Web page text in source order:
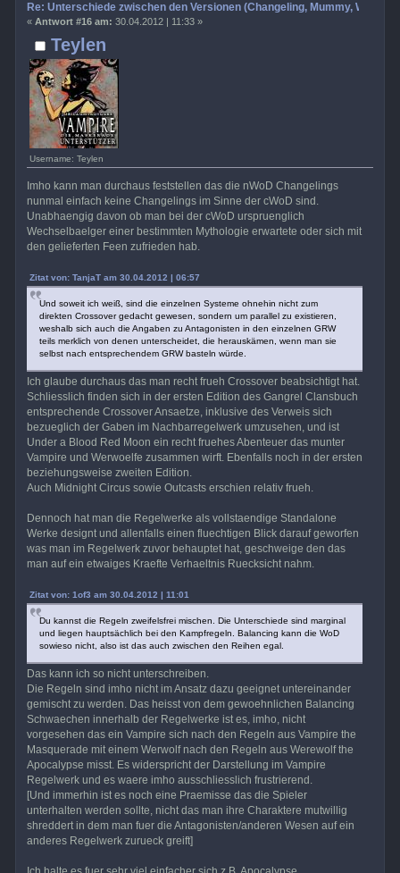
Teylen
Username: Teylen
Re: Unterschiede zwischen den Versionen (Changeling, Mummy, Wrath
« Antwort #16 am: 30.04.2012 | 11:33 »
Imho kann man durchaus feststellen das die nWoD Changelings
nunmal einfach keine Changelings im Sinne der cWoD sind.
Unabhaengig davon ob man bei der cWoD urspruenglich
Wechselbaelger einer bestimmten Mythologie erwartete oder sich mit
den gelieferten Feen zufrieden hab.
Zitat von: TanjaT am 30.04.2012 | 06:57
Und soweit ich weiß, sind die einzelnen Systeme ohnehin nicht zum
direkten Crossover gedacht gewesen, sondern um parallel zu existieren,
weshalb sich auch die Angaben zu Antagonisten in den einzelnen GRW
teils merklich von denen unterscheidet, die herauskämen, wenn man sie
selbst nach entsprechendem GRW basteln würde.
Ich glaube durchaus das man recht frueh Crossover beabsichtigt hat.
Schliesslich finden sich in der ersten Edition des Gangrel Clansbuch
entsprechende Crossover Ansaetze, inklusive des Verweis sich
bezueglich der Gaben im Nachbarregelwerk umzusehen, und ist
Under a Blood Red Moon ein recht fruehes Abenteuer das munter
Vampire und Werwoelfe zusammen wirft. Ebenfalls noch in der ersten
beziehungsweise zweiten Edition.
Auch Midnight Circus sowie Outcasts erschien relativ frueh.
Dennoch hat man die Regelwerke als vollstaendige Standalone
Werke designt und allenfalls einen fluechtigen Blick darauf geworfen
was man im Regelwerk zuvor behauptet hat, geschweige den das
man auf ein etwaiges Kraefte Verhaeltnis Ruecksicht nahm.
Zitat von: 1of3 am 30.04.2012 | 11:01
Du kannst die Regeln zweifelsfrei mischen. Die Unterschiede sind marginal
und liegen hauptsächlich bei den Kampfregeln. Balancing kann die WoD
sowieso nicht, also ist das auch zwischen den Reihen egal.
Das kann ich so nicht unterschreiben.
Die Regeln sind imho nicht im Ansatz dazu geeignet untereinander
gemischt zu werden. Das heisst von dem gewoehnlichen Balancing
Schwaechen innerhalb der Regelwerke ist es, imho, nicht
vorgesehen das ein Vampire sich nach den Regeln aus Vampire the
Masquerade mit einem Werwolf nach den Regeln aus Werewolf the
Apocalypse misst. Es widerspricht der Darstellung im Vampire
Regelwerk und es waere imho ausschliesslich frustrierend.
[Und immerhin ist es noch eine Praemisse das die Spieler
unterhalten werden sollte, nicht das man ihre Charaktere mutwillig
shreddert in dem man fuer die Antagonisten/anderen Wesen auf ein
anderes Regelwerk zurueck greift]